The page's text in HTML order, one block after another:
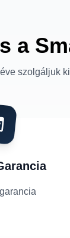
a
szolgáljuk